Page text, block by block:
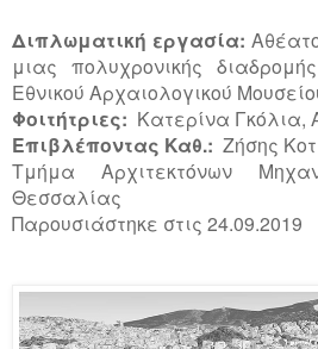
Διπλωματική εργασία:
μιας πολυχρονικής
Εθνικού Αρχαιολογικού
Φοιτήτριες: Κατερίνα Γκόλια,
Επιβλέποντας Καθ.: Ζήσης
Τμήμα Αρχιτεκτόνων
Θεσσαλίας
Παρουσιάστηκε στις 24.09.2019